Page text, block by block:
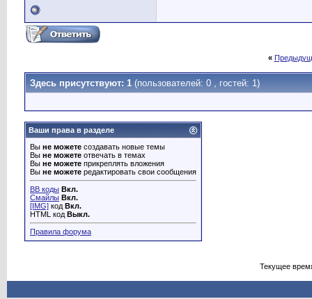
«
Здесь присутствуют: 1 (пользователей: 0 , гостей: 1)
Ваши права в разделе
Вы не можете создавать новые темы
Вы не можете отвечать в темах
Вы не можете прикреплять вложения
Вы не можете редактировать свои сообщения
BB коды Вкл.
Смайлы Вкл.
[IMG] код Вкл.
HTML код Выкл.
Правила форума
Текущее